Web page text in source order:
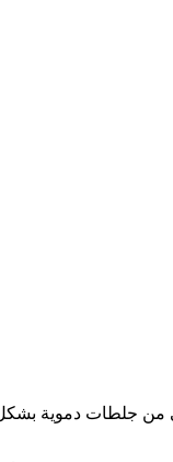
جلطات دموية